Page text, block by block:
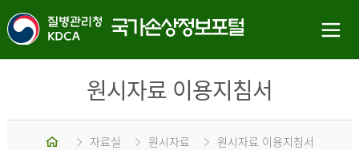
원시자료 이용지침서
홈 자료실 원시자료 원시자료 이용지침서